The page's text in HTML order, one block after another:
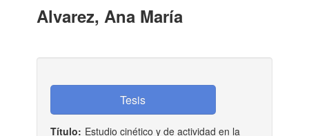
Alvarez, Ana María
Título: Estudio cinético y de actividad en la